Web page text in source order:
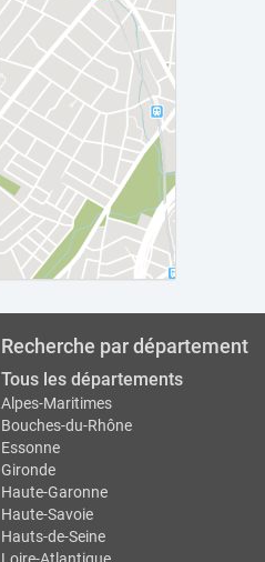
Recherche par département
Tous les départements
Alpes-Maritimes
Bouches-du-Rhône
Essonne
Gironde
Haute-Garonne
Haute-Savoie
Hauts-de-Seine